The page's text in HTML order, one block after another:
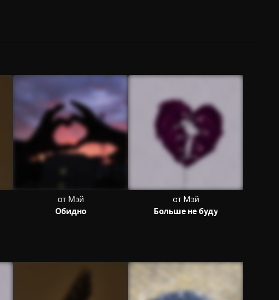
от Мэй
Обидно
от Мэй
Больше не буду